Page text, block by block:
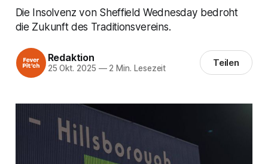
Die Insolvenz von Sheffield Wednesday bedroht
die Zukunft des Traditionsvereins.
Redaktion
25 Okt. 2025 —2 Min. Lesezeit Teilen